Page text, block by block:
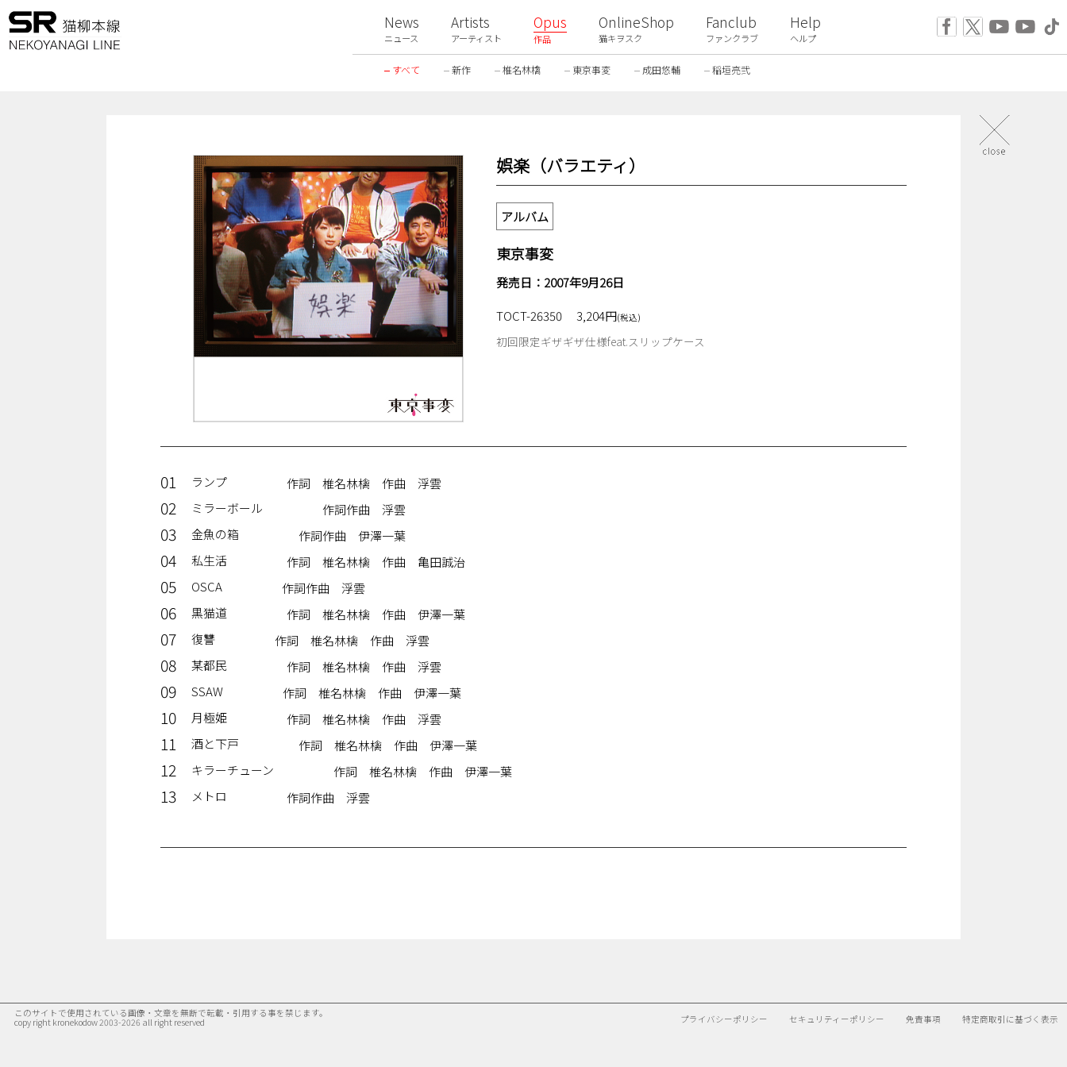
News
ニュース
Artists
アーティスト
Opus
作品
OnlineShop
猫キヲスク
Fanclub
ファンクラブ
Help
ヘルプ
すべて 新作 椎名林檎 東京事変 成田悠輔 稲垣亮弐
娯楽（バラエティ）
アルバム
東京事変
発売日：2007年9月26日
TOCT-26350
3,204円(税込)
初回限定ギザギザ仕様feat.スリップケース
01 ランプ 作詞 椎名林檎 作曲 浮雲
02 ミラーボール 作詞作曲 浮雲
03 金魚の箱 作詞作曲 伊澤一葉
04 私生活 作詞 椎名林檎 作曲 亀田誠治
05 OSCA 作詞作曲 浮雲
06 黒猫道 作詞 椎名林檎 作曲 伊澤一葉
07 復讐 作詞 椎名林檎 作曲 浮雲
08 某都民 作詞 椎名林檎 作曲 浮雲
09 SSAW 作詞 椎名林檎 作曲 伊澤一葉
10 月極姫 作詞 椎名林檎 作曲 浮雲
11 酒と下戸 作詞 椎名林檎 作曲 伊澤一葉
12 キラーチューン 作詞 椎名林檎 作曲 伊澤一葉
13 メトロ 作詞作曲 浮雲
このサイトで使用されている画像・文章を無断で転載・引用する事を禁じます。
copy right kronekodow 2003-2026 all right reserved
プライバシーポリシー セキュリティーポリシー 免責事項 特定商取引に基づく表示